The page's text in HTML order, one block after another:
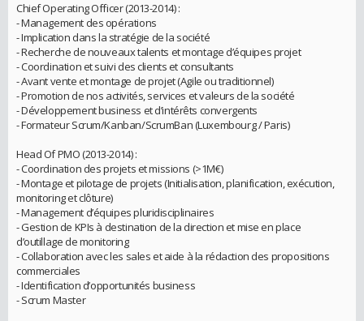
Chief Operating Officer (2013-2014) :
- Management des opérations
- Implication dans la stratégie de la société
- Recherche de nouveaux talents et montage d’équipes projet
- Coordination et suivi des clients et consultants
- Avant vente et montage de projet (Agile ou traditionnel)
- Promotion de nos activités, services et valeurs de la société
- Développement business et d’intérêts convergents
- Formateur Scrum/Kanban/ScrumBan (Luxembourg / Paris)
Head Of PMO (2013-2014) :
- Coordination des projets et missions (>1M€)
- Montage et pilotage de projets (Initialisation, planification, exécution,
monitoring et clôture)
- Management d’équipes pluridisciplinaires
- Gestion de KPIs à destination de la direction et mise en place
d’outillage de monitoring
- Collaboration avec les sales et aide à la rédaction des propositions
commerciales
- Identification d’opportunités business
- Scrum Master